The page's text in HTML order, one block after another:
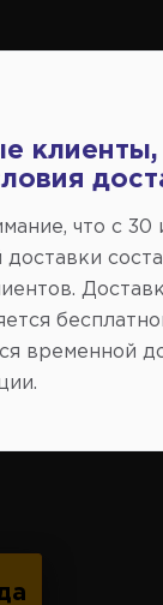
Крым,
клиенты,
что c 30
временной